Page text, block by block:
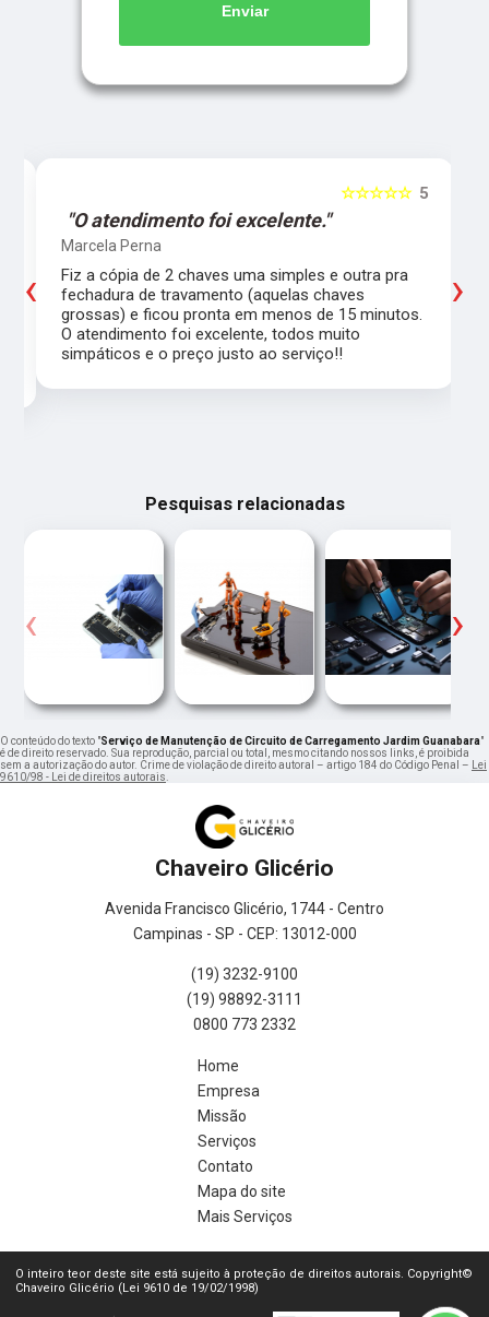
Enviar
5
☆☆☆☆☆
"O atendimento foi excelente."
Marcela Perna
Fiz a cópia de 2 chaves uma simples e outra pra
fechadura de travamento (aquelas chaves
grossas) e ficou pronta em menos de 15 minutos.
O atendimento foi excelente, todos muito
simpáticos e o preço justo ao serviço!!
‹ ›
Pesquisas relacionadas
‹ ›
O conteúdo do texto "Serviço de Manutenção de Circuito de Carregamento Jardim Guanabara"
é de direito reservado. Sua reprodução, parcial ou total, mesmo citando nossos links, é proibida
sem a autorização do autor. Crime de violação de direito autoral – artigo 184 do Código Penal – Lei
9610/98 - Lei de direitos autorais.
Chaveiro Glicério
Avenida Francisco Glicério, 1744 - Centro
Campinas - SP - CEP: 13012-000
(19) 3232-9100
(19) 98892-3111
0800 773 2332
Home
Empresa
Missão
Serviços
Contato
Mapa do site
Mais Serviços
O inteiro teor deste site está sujeito à proteção de direitos autorais. Copyright©
Chaveiro Glicério (Lei 9610 de 19/02/1998)